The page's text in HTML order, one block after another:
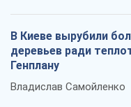
В Киеве вырубили
деревьев ради
Генплану
Владислав Самойленко